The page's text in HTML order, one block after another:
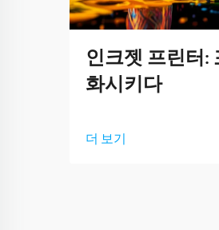
인크젯 프린터:
화시키다
더 보기